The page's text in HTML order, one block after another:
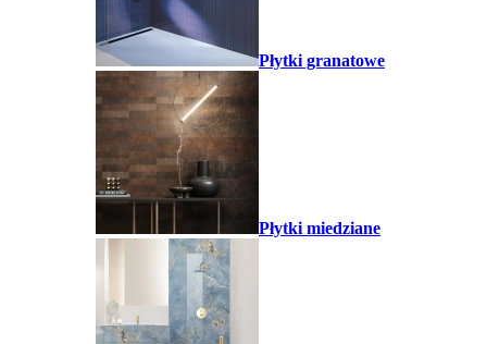
Płytki granatowe
Płytki miedziane